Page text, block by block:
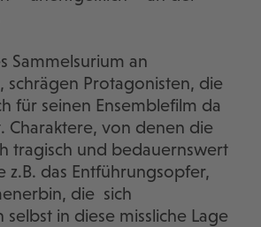
Sammelsurium an
schrägen Protagonisten, die
für seinen Ensemblefilm da
Charaktere, von denen die
tragisch und bedauernswert
z.B. das Entführungsopfer,
die sich
selbst in diese missliche Lage